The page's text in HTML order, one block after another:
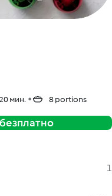
мин. 8 portions
1